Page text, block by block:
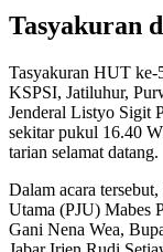
Tasyakuran
Tasyakuran HUT ke-
KSPSI, Jatiluhur,
Jenderal Listyo Sigit
sekitar pukul 16.40
tarian selamat datang.
Dalam acara
Utama (PJU) Mabes
Gani Nena Wea,